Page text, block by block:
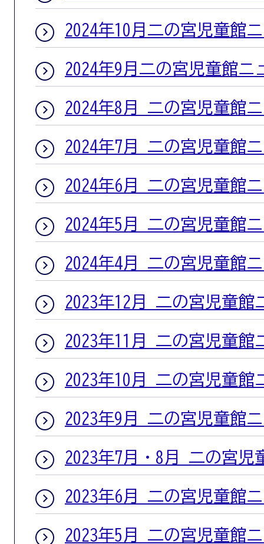
2024年10月二の宮児童館
2024年9月二の宮児童館ニ
2024年8月 二の宮児童館
2024年7月 二の宮児童館
2024年6月 二の宮児童館
2024年5月 二の宮児童館
2024年4月 二の宮児童館
2023年12月 二の宮児童館
2023年11月 二の宮児童館
2023年10月 二の宮児童館
2023年9月 二の宮児童館
2023年7月・8月 二の宮児
2023年6月 二の宮児童館
2023年5月 二の宮児童館